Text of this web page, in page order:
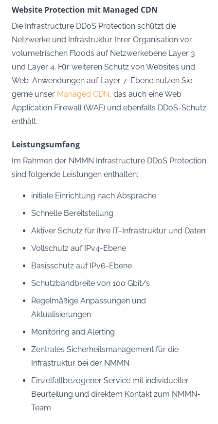
Website Protection mit Managed CDN
Die Infrastructure DDoS Protection schützt die
Netzwerke und Infrastruktur Ihrer Organisation vor
volumetrischen Floods auf Netzwerkebene Layer 3
und Layer 4. Für weiteren Schutz von Websites und
Web-Anwendungen auf Layer 7-Ebene nutzen Sie
gerne unser Managed CDN, das auch eine Web
Application Firewall (WAF) und ebenfalls DDoS-Schutz
enthält.
Leistungsumfang
Im Rahmen der NMMN Infrastructure DDoS Protection
sind folgende Leistungen enthalten:
initiale Einrichtung nach Absprache
Schnelle Bereitstellung
Aktiver Schutz für Ihre IT-Infrastruktur und Daten
Vollschutz auf IPv4-Ebene
Basisschutz auf IPv6-Ebene
Schutzbandbreite von 100 Gbit/s
Regelmäßige Anpassungen und
Aktualisierungen
Monitoring and Alerting
Zentrales Sicherheitsmanagement für die
Infrastruktur bei der NMMN
Einzelfallbezogener Service mit individueller
Beurteilung und direktem Kontakt zum NMMN-
Team